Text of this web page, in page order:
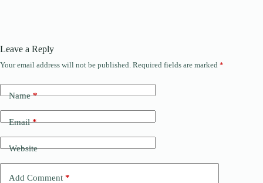
Leave a Reply
Your email address will not be published. Required fields are marked *
Name*
Email*
Website
Add Comment *